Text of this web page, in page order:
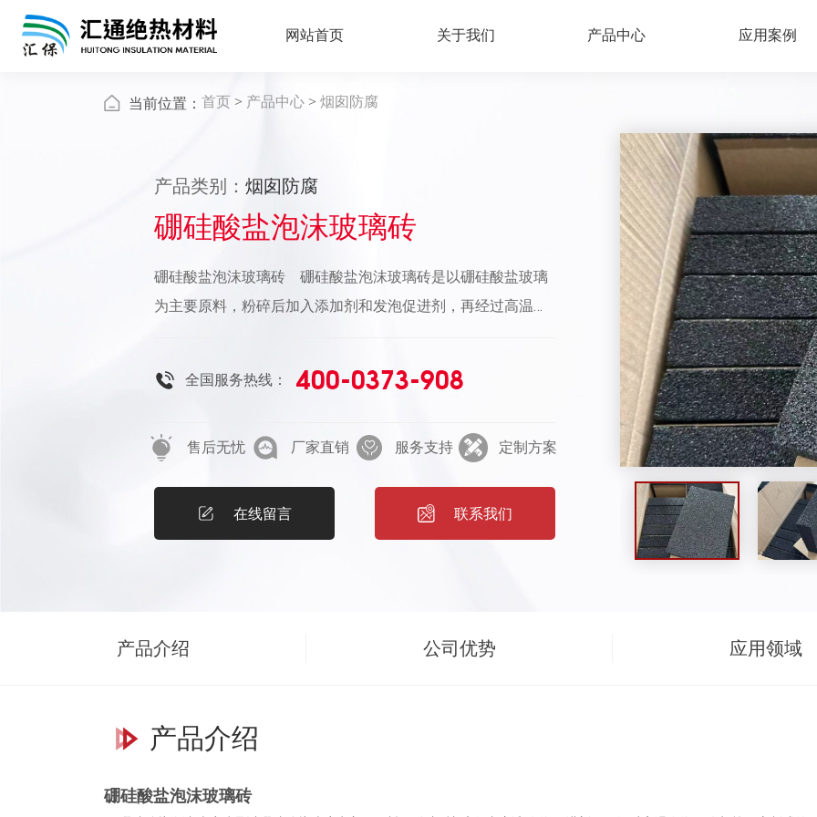
网站首页 关于我们 产品中心 应用案例
当前位置： 首页 > 产品中心 > 烟囱防腐
产品类别： 烟囱防腐
硼硅酸盐泡沫玻璃砖
硼硅酸盐泡沫玻璃砖 硼硅酸盐泡沫玻璃砖是以硼硅酸盐玻璃
为主要原料，粉碎后加入添加剂和发泡促进剂，再经过高温发
沫玻璃砖、粘胶剂和底涂一起组成烟囱内壁防腐系统，是非常
气脱硫后的烟囱、烟道的保温防腐。防腐系统适用于金属、 混
保冷。2. 产品特性 ★重量轻、导热系数低、抗压强度高；
★不吸水、不透湿、防渗漏； ★ 无机材料，不老化、不燃
理性能指标 4 . 包装储存 ★产品使用纸箱包装便于运输，便
安全、注意事项等。 ★每块和每层用纸板隔开。 ★需防水
全国服务热线： 400-0373-908
售后无忧 厂家直销 服务支持 定制方案
在线留言 联系我们
产品介绍 公司优势 应用领域
产品介绍
硼硅酸盐泡沫玻璃砖